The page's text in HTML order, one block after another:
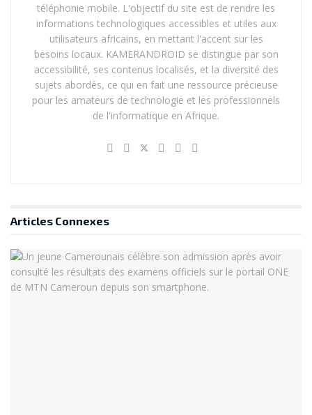
téléphonie mobile. L'objectif du site est de rendre les
informations technologiques accessibles et utiles aux
utilisateurs africains, en mettant l'accent sur les
besoins locaux. KAMERANDROID se distingue par son
accessibilité, ses contenus localisés, et la diversité des
sujets abordés, ce qui en fait une ressource précieuse
pour les amateurs de technologie et les professionnels
de l'informatique en Afrique.
Articles Connexes